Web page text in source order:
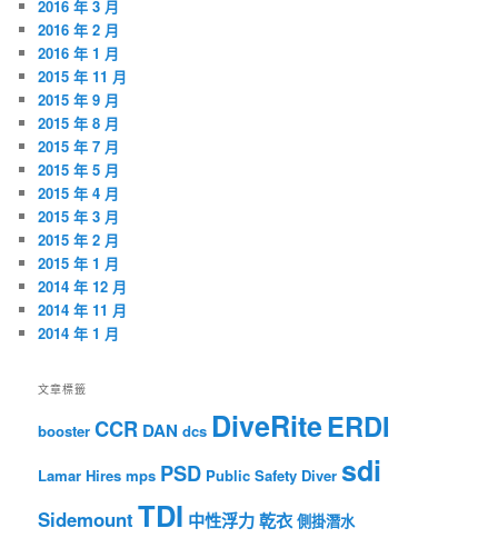
2016 年 3 月
2016 年 2 月
2016 年 1 月
2015 年 11 月
2015 年 9 月
2015 年 8 月
2015 年 7 月
2015 年 5 月
2015 年 4 月
2015 年 3 月
2015 年 2 月
2015 年 1 月
2014 年 12 月
2014 年 11 月
2014 年 1 月
文章標籤
booster CCR DAN dcs DiveRiteERDI
Lamar Hires mps PSD Public Safety Diver sdi
Sidemount TDI 中性浮力乾衣 側掛潛水